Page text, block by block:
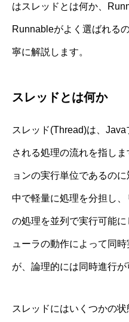
はスレッドとは何か、
Runnableがよく選ばれる
寧に解説します。
スレッドとは何か
スレッド(Thread)は、
される処理の流れを指し
ョンの実行単位であるの
中で軽量に処理を分担し
の処理を並列で実行可能
ューラの動作によって同
が、論理的には同時進行が
スレッドにはいくつかの